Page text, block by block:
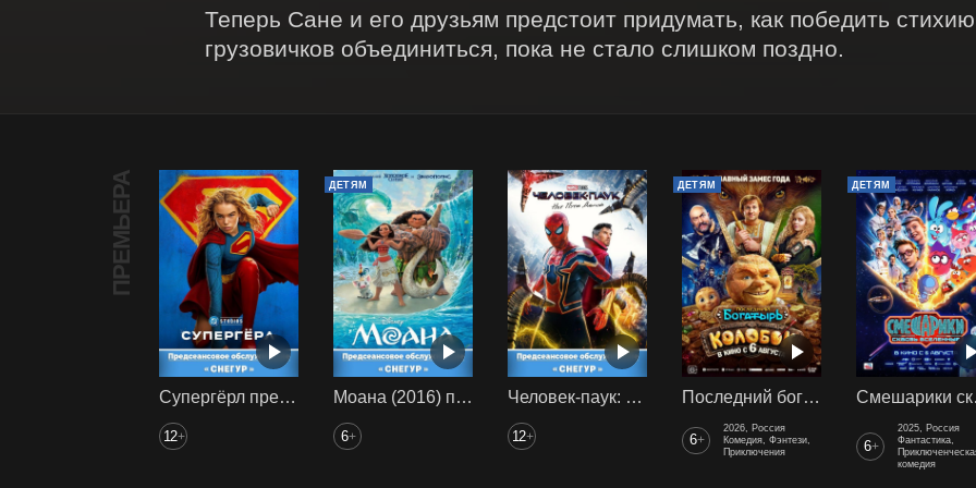
Теперь Сане и его друзьям предстоит придумать, как победить
грузовичков объединиться, пока не стало слишком поздно.
ПРЕМЬЕРА
Супергёрл предс. обсл. Снегур
12+
ДЕТЯМ
Моана (2016) предс. обсл. Снегур
6+
Человек-паук: Нет пути домой (2021) предс. обсл. Снегур
12+
ДЕТЯМ
Последний богатырь. Колобок
6+
2026, Россия
Комедия, Фэнтези,
Приключения
ДЕТЯМ
6+
2025, Россия
Фантастика,
комедия